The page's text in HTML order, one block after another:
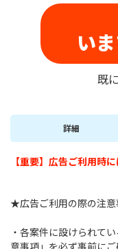
い
既
詳細
【重要】広告ご利用時
★広告ご利用の際の注意
・各案件に設けられて